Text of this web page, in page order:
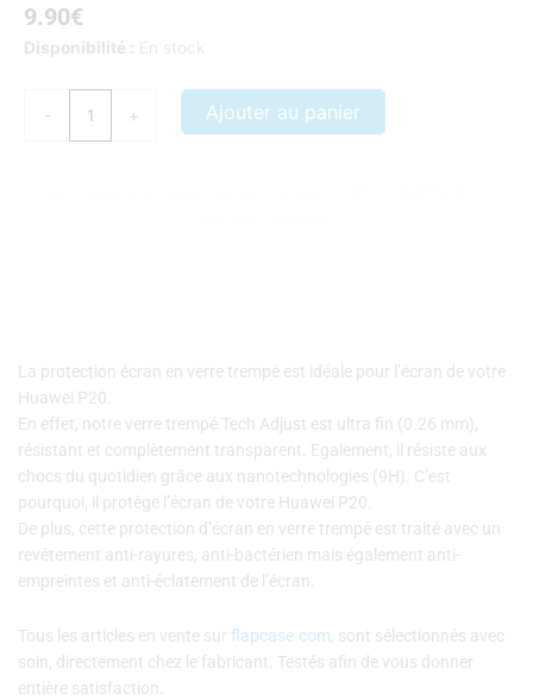
9.90€
Disponibilité : En stock
-
quantité
+ Ajouter au panier
La protection écran en verre trempé est idéale pour l’écran de votre
Huawei P20.
En effet, notre verre trempé Tech Adjust est ultra fin (0.26 mm),
résistant et complètement transparent. Egalement, il résiste aux
chocs du quotidien grâce aux nanotechnologies (9H). C’est
pourquoi, il protège l’écran de votre Huawei P20.
De plus, cette protection d’écran en verre trempé est traité avec un
revêtement anti-rayures, anti-bactérien mais également anti-
empreintes et anti-éclatement de l’écran.
Tous les articles en vente sur flapcase.com, sont sélectionnés avec
soin, directement chez le fabricant. Testés afin de vous donner
entière satisfaction.